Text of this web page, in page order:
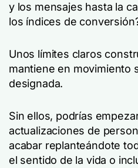
y los mensajes hasta la
los índices de
Unos límites claros
mantiene en movimiento
designada.
Sin ellos, podrías
actualizaciones de
acabar replanteándote
el sentido de la vida o